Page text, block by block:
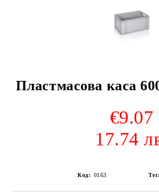
Пластмасова каса
€9.07
17.74
Код: 0163